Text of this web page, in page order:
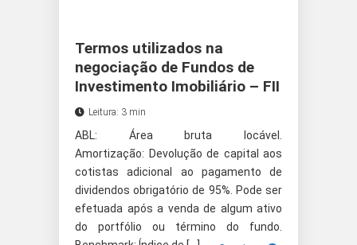
Termos utilizados na
negociação de Fundos de
Investimento Imobiliário – FII
Leitura: 3 min
ABL: Área bruta locável.
Amortização: Devolução de capital aos
cotistas adicional ao pagamento de
dividendos obrigatório de 95%. Pode ser
efetuada após a venda de algum ativo
do portfólio ou término do fundo.